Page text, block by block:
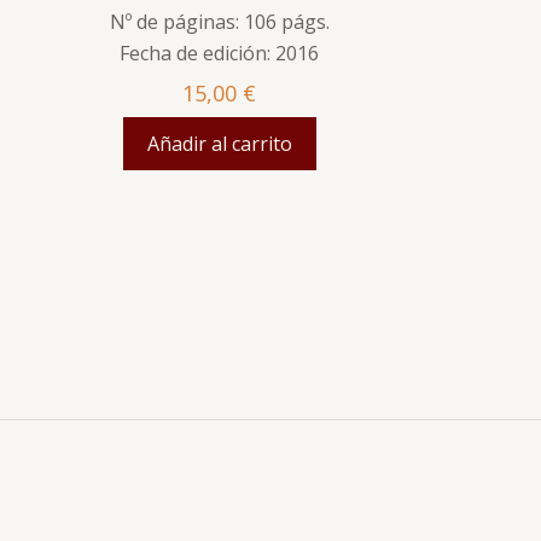
Nº de páginas: 106 págs.
Fecha de edición: 2016
15,00 €
Añadir al carrito